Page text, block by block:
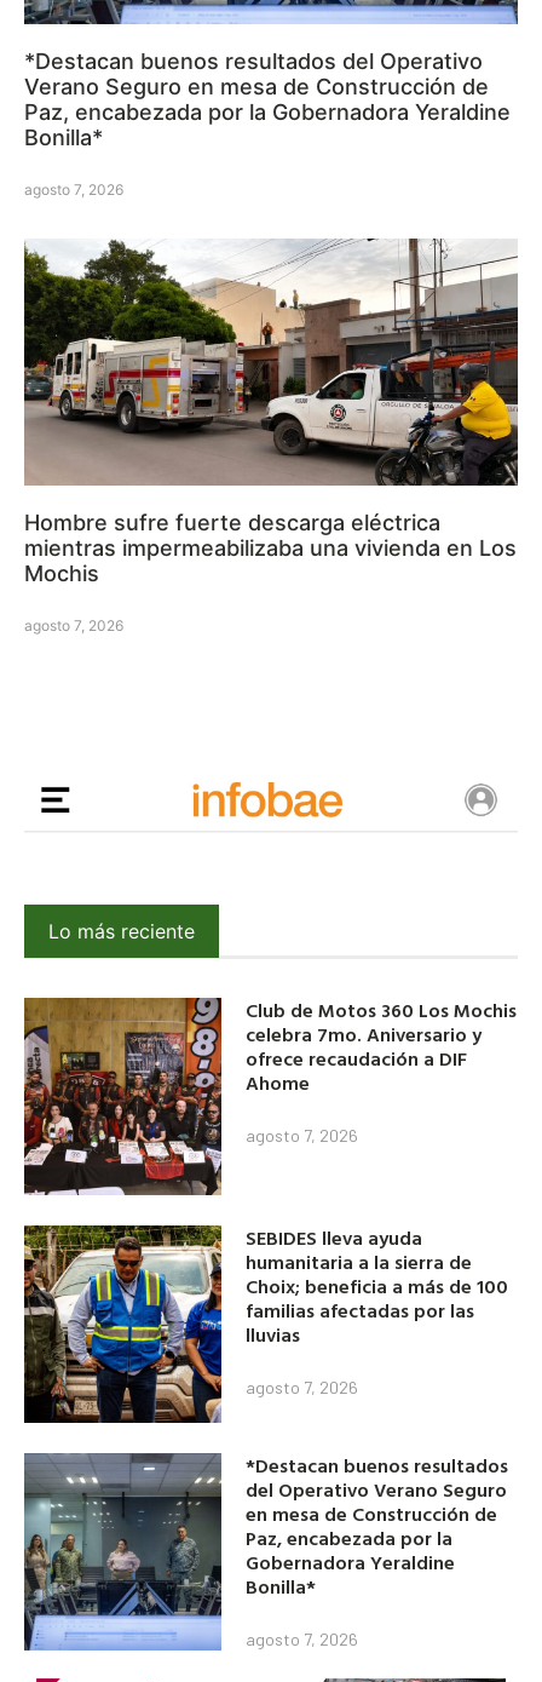
*Destacan buenos resultados del Operativo
Verano Seguro en mesa de Construcción de
Paz, encabezada por la Gobernadora Yeraldine
Bonilla*
agosto 7, 2026
Hombre sufre fuerte descarga eléctrica
mientras impermeabilizaba una vivienda en Los
Mochis
agosto 7, 2026
Lo más reciente
Club de Motos 360 Los Mochis
celebra 7mo. Aniversario y
ofrece recaudación a DIF
Ahome
agosto 7, 2026
SEBIDES lleva ayuda
humanitaria a la sierra de
Choix; beneficia a más de 100
familias afectadas por las
lluvias
agosto 7, 2026
*Destacan buenos resultados
del Operativo Verano Seguro
en mesa de Construcción de
Paz, encabezada por la
Gobernadora Yeraldine
Bonilla*
agosto 7, 2026